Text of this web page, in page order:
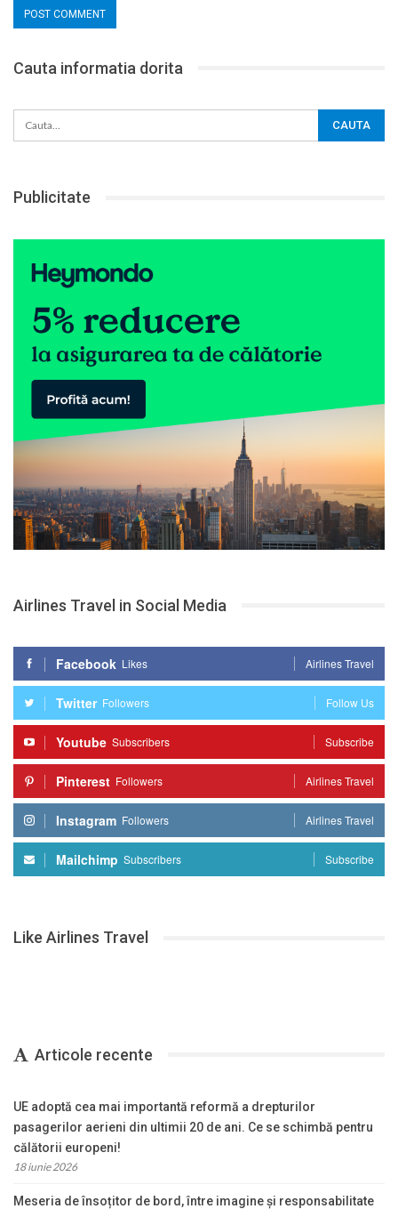
Cauta informatia dorita
Publicitate
Airlines Travel in Social Media
Facebook Likes Airlines Travel
Twitter Followers Follow Us
Youtube Subscribers Subscribe
Pinterest Followers Airlines Travel
Instagram Followers Airlines Travel
Mailchimp Subscribers Subscribe
Like Airlines Travel
Articole recente
UE adoptă cea mai importantă reformă a drepturilor
pasagerilor aerieni din ultimii 20 de ani. Ce se schimbă pentru
călătorii europeni!
18 iunie 2026
Meseria de însoțitor de bord, între imagine și responsabilitate